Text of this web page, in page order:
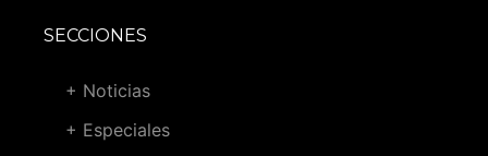
SECCIONES
+ Noticias
+ Especiales